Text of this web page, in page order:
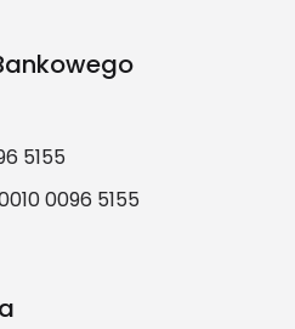
5155
0010 0096 5155